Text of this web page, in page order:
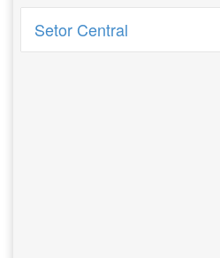
Setor Central